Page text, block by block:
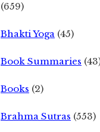
(659)
Bhakti Yoga (45)
Book Summaries
Books (2)
Brahma Sutras (553)